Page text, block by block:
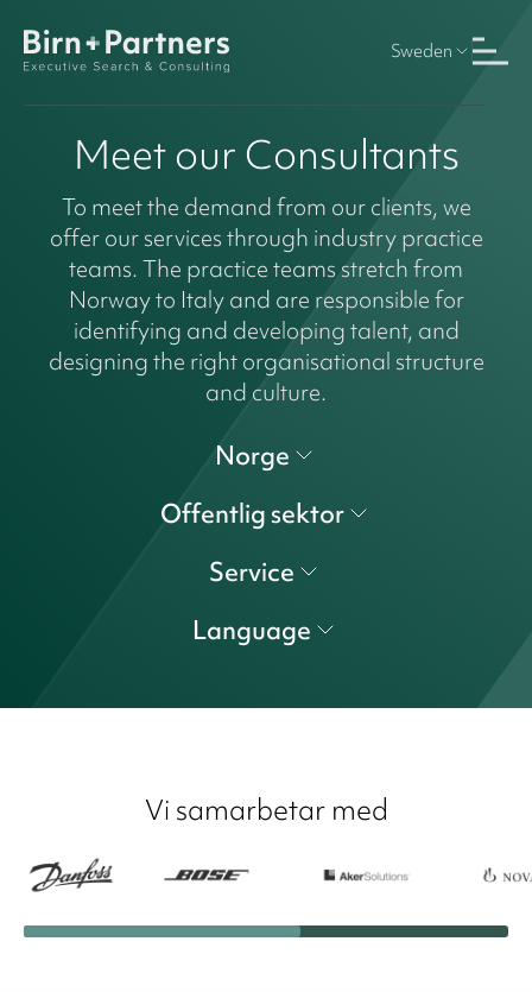
Sweden
Meet our Consultants
To meet the demand from our clients, we
offer our services through industry practice
teams. The practice teams stretch from
Norway to Italy and are responsible for
identifying and developing talent, and
designing the right organisational structure
and culture.
Norge
Offentlig sektor
Service
Language
Vi samarbetar med